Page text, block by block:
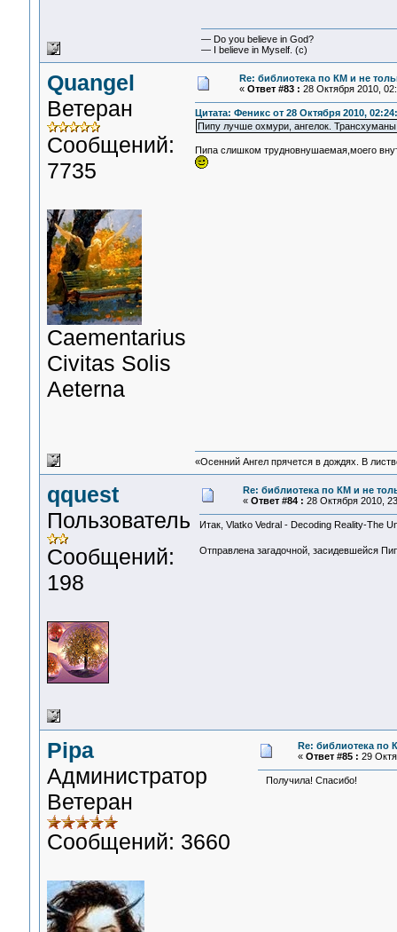
— Do you believe in God?
— I believe in Myself. (c)
Quangel
Ветеран
Сообщений:
7735
Сaementarius
Civitas Solis
Aeterna
Re: библиотека по КМ и не
« Ответ #83 : 28 Октября 2010,
Цитата: Феникс от 28 Октября 2010,
Пипу лучше охмури, ангелок. Трансхуманы
Пипа слишком трудновнушаемая,моего
«Осенний Ангел прячется в дождях. В
qquest
Пользователь
Сообщений:
198
Re: библиотека по КМ и не
« Ответ #84 : 28 Октября 2010,
Итак, Vlatko Vedral - Decoding Reality-The
Отправлена загадочной, засидевшейся
Pipa
Администратор
Ветеран
Сообщений: 3660
Re: библиотека по
« Ответ #85 : 29
Получила! Спасибо!